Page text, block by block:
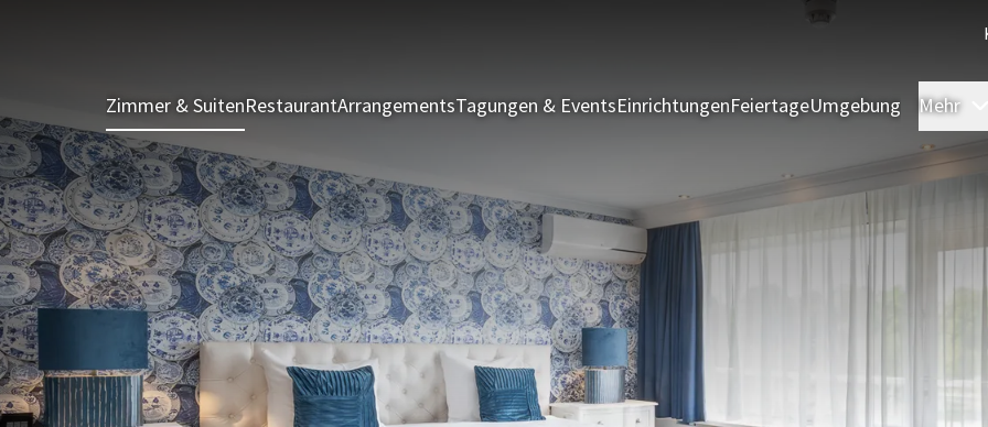
Zimmer & SuitenRestaurantArrangementsTagungen & EventsEinrichtungenFeiertageUmgebung Mehr